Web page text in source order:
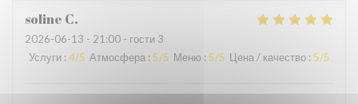
soline C
2026-06-13 - 21:00 - гости 3
Услуги : 4/5 Атмосфера : 5/5 Меню : 5/5 Цена / качество : 5/5